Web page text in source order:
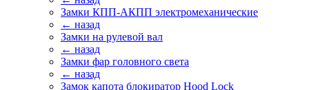
Замки КПП-АКПП электромеханические
← назад
Замки на рулевой вал
← назад
Замки фар головного света
← назад
Замок капота блокиратор Hood Lock